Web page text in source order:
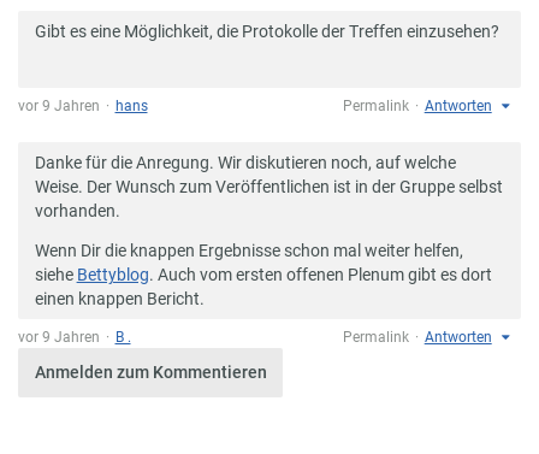
Gibt es eine Möglichkeit, die Protokolle der Treffen einzusehen?
vor 9 Jahren hans Permalink Antworten
Danke für die Anregung. Wir diskutieren noch, auf welche
Weise. Der Wunsch zum Veröffentlichen ist in der Gruppe selbst
vorhanden.
Wenn Dir die knappen Ergebnisse schon mal weiter helfen,
siehe Bettyblog. Auch vom ersten offenen Plenum gibt es dort
einen knappen Bericht.
vor 9 Jahren B . Permalink Antworten
Anmelden zum Kommentieren